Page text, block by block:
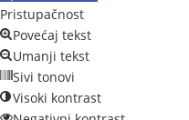
Pristupačnost
Povećaj tekst
Umanji tekst
Sivi tonovi
Visoki kontrast